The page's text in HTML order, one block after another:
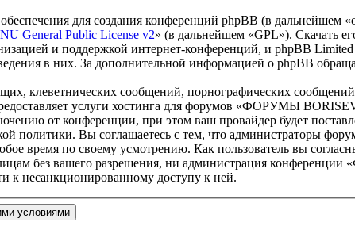
для создания конференций phpBB (в дальнейшем
General Public License v2» (в дальнейшем «GPL»). Скачать
и поддержкой интернет-конференций, и phpBB
в них. За дополнительной информацией о phpBB
клеветнических сообщений, порнографических
услуги хостинга для форумов «ФОРУМЫ
от конференции, при этом ваш провайдер будет
политики. Вы соглашаетесь с тем, что администраторы
время по своему усмотрению. Как пользователь вы
без вашего разрешения, ни администрация
к несанкционированному доступу к ней.